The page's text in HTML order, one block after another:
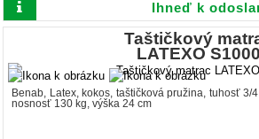
Ihneď k
Taštičkový
LATEXO S1000
Benab, Latex, kokos, taštičková pružina, tuhosť 3/
nosnosť 130 kg, výška 24 cm